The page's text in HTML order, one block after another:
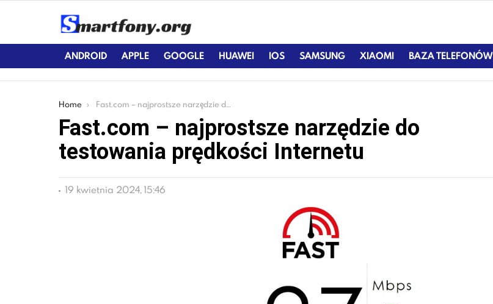
ANDROID APPLE GOOGLE HUAWEI IOS SAMSUNG XIAOMI BAZA TELEFONÓW
You are here:
Home Fast.com – najprostsze narzędzie do testowania prędkości Internetu
Fast.com – najprostsze narzędzie do
testowania prędkości Internetu
19 kwietnia 2024, 15:46